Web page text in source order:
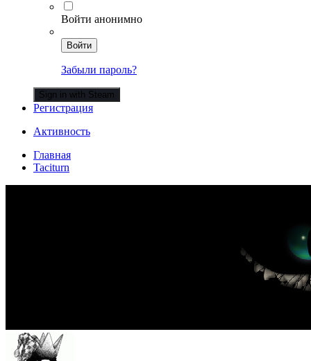
Войти анонимно
Войти
Забыли пароль?
Sign in with Steam
Регистрация
Активность
Главная
Taciturn